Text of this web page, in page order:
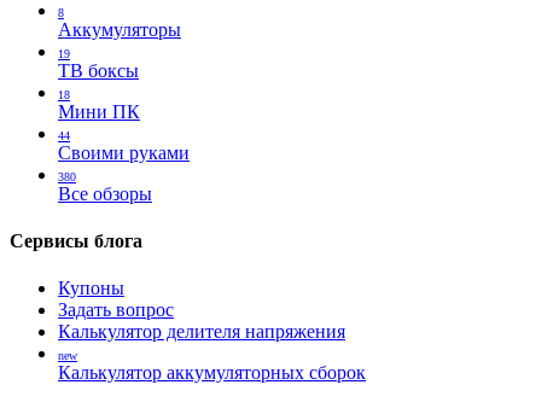
8
Аккумуляторы
19
ТВ боксы
18
Мини ПК
44
Своими руками
380
Все обзоры
Сервисы блога
Купоны
Задать вопрос
Калькулятор делителя напряжения
new
Калькулятор аккумуляторных сборок